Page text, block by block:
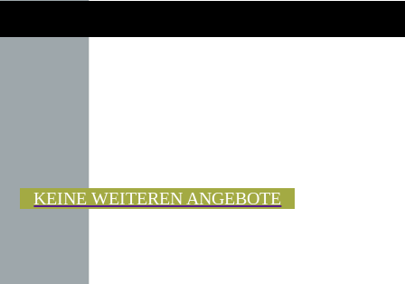
KEINE WEITEREN ANGEBOTE